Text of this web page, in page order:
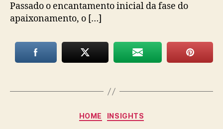
Passado o encantamento inicial da fase do
apaixonamento, o […]
Categorias
HOME INSIGHTS